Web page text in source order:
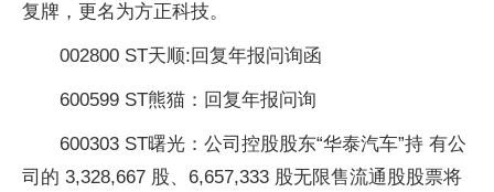
复牌，更名为方正科技。
002800 ST天顺:回复年报问询函
600599 ST熊猫：回复年报问询
600303 ST曙光：公司控股股东“华泰汽车”持 有公
司的 3,328,667 股、6,657,333 股无限售流通股股票将